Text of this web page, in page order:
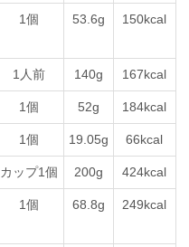
1個 53.6g 150kcal
1人前 140g 167kcal
1個 52g 184kcal
1個 19.05g 66kcal
カップ1個 200g 424kcal
1個 68.8g 249kcal